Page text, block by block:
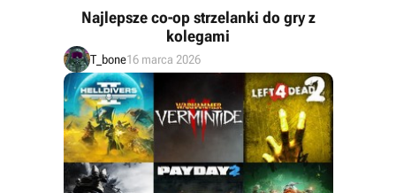
Najlepsze co-op strzelanki do gry z
kolegami
T_bone16 marca 2026